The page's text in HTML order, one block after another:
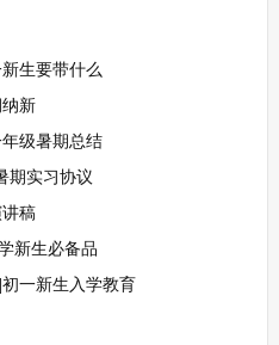
生要带什么
新
级暑期总结
期实习协议
稿
新生必备品
一新生入学教育